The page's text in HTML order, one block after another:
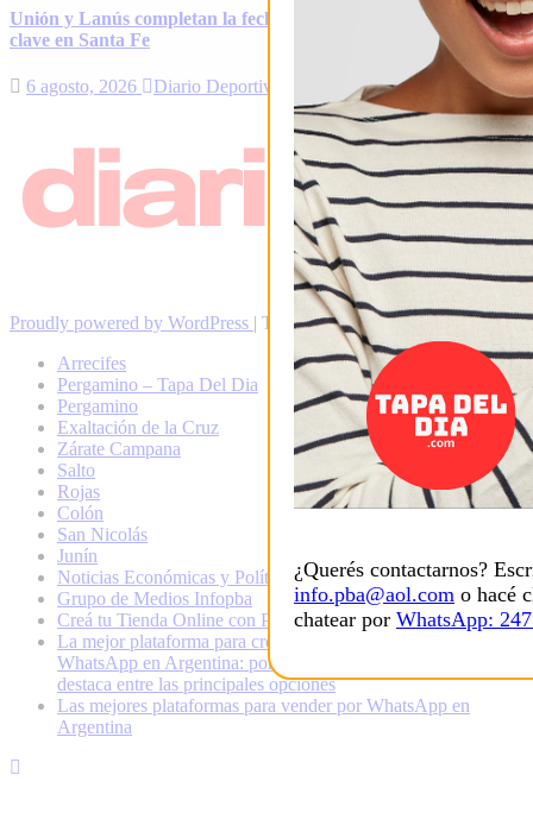
¿Querés contactarnos?
info.pba@aol.com o hacé
chatear por WhatsApp:
Unión y Lanús completan la fecha 2 del Clausura en un duelo
clave en Santa Fe
6 agosto, 2026 Diario Deportivo
Proudly powered by WordPress | Theme: Newsup byThemeansar.
Arrecifes
Pergamino – Tapa Del Dia
Pergamino
Exaltación de la Cruz
Zárate Campana
Salto
Rojas
Colón
San Nicolás
Junín
Noticias Económicas y Políticas
Grupo de Medios Infopba
Creá tu Tienda Online con Pedidos al Whatsapp
La mejor plataforma para crear una tienda online con
WhatsApp en Argentina: por qué Changuito.com.ar se
destaca entre las principales opciones
Las mejores plataformas para vender por WhatsApp en
Argentina